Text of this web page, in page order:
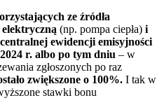
ze źródła
elektryczną (np. pompa ciepła) i
ewidencji emisyjności
r. albo po tym dniu – w
zgłoszonych po raz
zwiększone o 100%. I tak w
stawki bonu